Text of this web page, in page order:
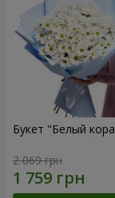
Букет "Белый
2 069 грн